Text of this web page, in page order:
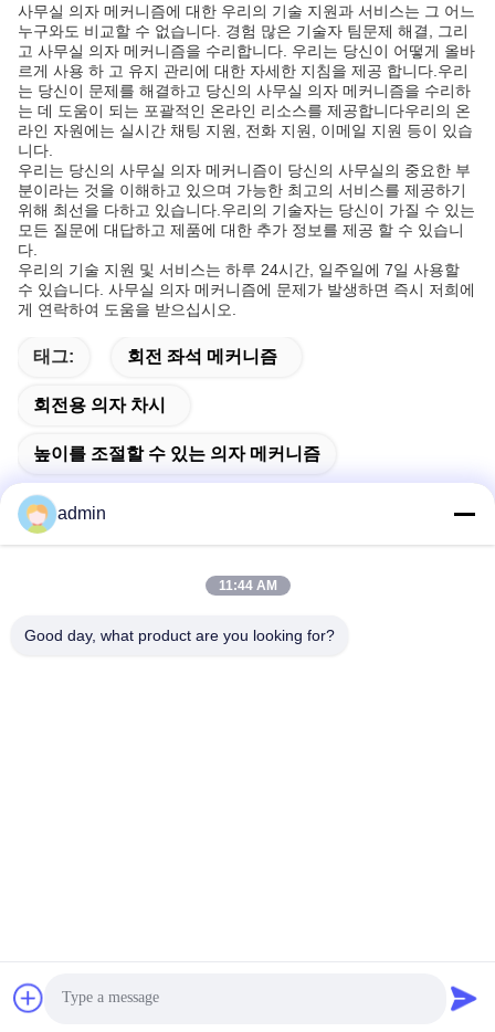
사무실 의자 메커니즘에 대한 우리의 기술 지원과 서비스는 그 어느
누구와도 비교할 수 없습니다. 경험 많은 기술자 팀문제 해결, 그리
고 사무실 의자 메커니즘을 수리합니다. 우리는 당신이 어떻게 올바
르게 사용 하 고 유지 관리에 대한 자세한 지침을 제공 합니다.우리
는 당신이 문제를 해결하고 당신의 사무실 의자 메커니즘을 수리하
는 데 도움이 되는 포괄적인 온라인 리소스를 제공합니다우리의 온
라인 자원에는 실시간 채팅 지원, 전화 지원, 이메일 지원 등이 있습
니다.
우리는 당신의 사무실 의자 메커니즘이 당신의 사무실의 중요한 부
분이라는 것을 이해하고 있으며 가능한 최고의 서비스를 제공하기
위해 최선을 다하고 있습니다.우리의 기술자는 당신이 가질 수 있는
모든 질문에 대답하고 제품에 대한 추가 정보를 제공 할 수 있습니
다.
우리의 기술 지원 및 서비스는 하루 24시간, 일주일에 7일 사용할
수 있습니다. 사무실 의자 메커니즘에 문제가 발생하면 즉시 저희에
게 연락하여 도움을 받으십시오.
태그: 회전 좌석 메커니즘
회전용 의자 차시
높이를 조절할 수 있는 의자 메커니즘
주소
Household Articles Co., Ltd. . 무단 복제 금지.
admin
11:44 AM
Good day, what product are you looking for?